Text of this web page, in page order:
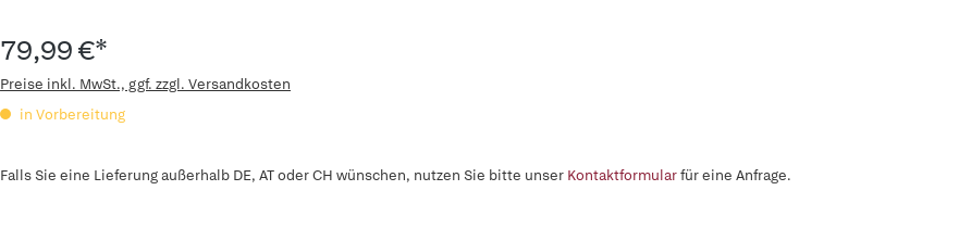
79,99 €*
Preise inkl. MwSt., ggf. zzgl. Versandkosten
in Vorbereitung
Falls Sie eine Lieferung außerhalb DE, AT oder CH wünschen, nutzen Sie bitte unser Kontaktformularfür eine Anfrage.